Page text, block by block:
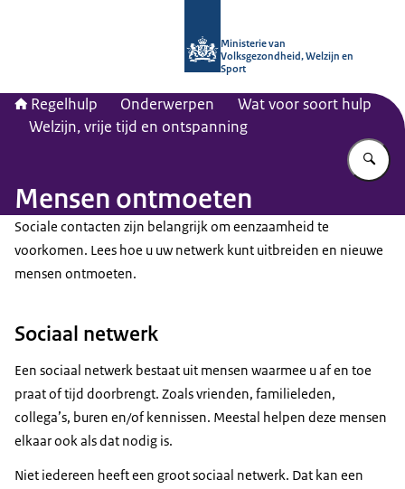
Ministerie van
Volksgezondheid, Welzijn en
Sport
Regelhulp Onderwerpen
Wat voor soort hulp
Welzijn, vrije tijd en ontspanning
Mensen ontmoeten
Sociale contacten zijn belangrijk om eenzaamheid te
voorkomen. Lees hoe u uw netwerk kunt uitbreiden en nieuwe
mensen ontmoeten.
Sociaal netwerk
Een sociaal netwerk bestaat uit mensen waarmee u af en toe
praat of tijd doorbrengt. Zoals vrienden, familieleden,
collega’s, buren en/of kennissen. Meestal helpen deze mensen
elkaar ook als dat nodig is.
Niet iedereen heeft een groot sociaal netwerk. Dat kan een